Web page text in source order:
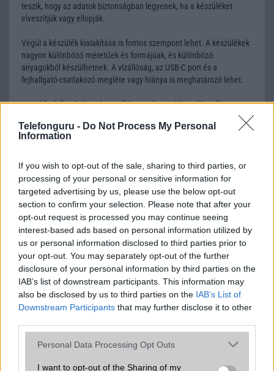
Telefonguru - Do Not Process My Personal
Information
If you wish to opt-out of the sale, sharing to third parties, or
processing of your personal or sensitive information for
targeted advertising by us, please use the below opt-out
section to confirm your selection. Please note that after your
opt-out request is processed you may continue seeing
interest-based ads based on personal information utilized by
us or personal information disclosed to third parties prior to
your opt-out. You may separately opt-out of the further
disclosure of your personal information by third parties on the
IAB’s list of downstream participants. This information may
also be disclosed by us to third parties on the IAB’s List of
Downstream Participants that may further disclose it to other
Please note that this website/app uses one or more Google
not limited to your visit or usage behaviour. You may click to
Personal Data Processing Opt Outs
I want to opt-out of the Sharing of my
teszik, hogy az adatok biztonságban legyenek, ha a készüléket
elveszítjük vagy ellopják.
Végül a készülék kialakítása is fontos szempont lehet. A készülékek
nagyon különböző méretűek és formájúak, és különböző
anyagokból készülhetnek. A vízállóság, az USB-C port és a
fejhallgató-csatlakozó megléte vagy hiánya is meghatározó lehet.
A mobiltelefonok összehasonlítása az ár, az akkumulátor-élettartam,
az operációs rendszer, a hardver, a kamera, az adatvédelem és a
kialakítás szempontjából döntő fontosságú lehet. Ezek a
szempontok kritikusak ahhoz, hogy megtaláljuk azokat a
elvárásainknak.
Végül azt is fontos tudni, hogy a mobiltelefonok összehasonlítása
során minden felhasználó egyéni preferenciákkal rendelkezik, így a
választásuk eltérhet. Azonban azok, akik számára fontos a nagyobb
kijelző, hosszabb üzemidő, hatékony
MOBILTELEFON MÁRKÁK
Apple
Honor
Huawei